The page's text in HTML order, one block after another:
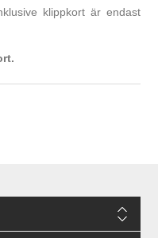
klippkort är endast